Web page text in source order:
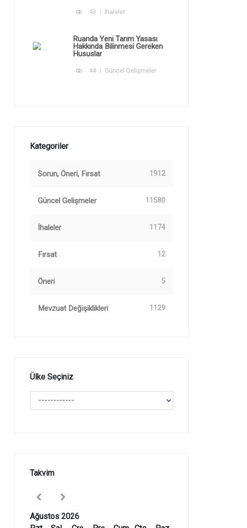
43 İhaleler
Ruanda Yeni Tarım Yasası
Hakkında Bilinmesi Gereken
Hususlar
44 Güncel Gelişmeler
Kategoriler
Sorun, Öneri, Fırsat 1912
Güncel Gelişmeler 11580
İhaleler 1174
Fırsat 12
Öneri 5
Mevzuat Değişiklikleri 1129
Ülke Seçiniz
Takvim
Ağustos 2026